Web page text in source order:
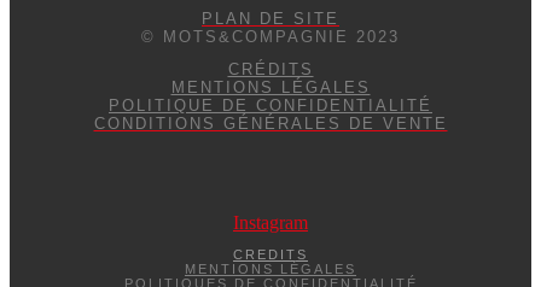
PLAN DE SITE
© MOTS&COMPAGNIE 2023
CRÉDITS
MENTIONS LÉGALES
POLITIQUE DE CONFIDENTIALITÉ
CONDITIONS GÉNÉRALES DE VENTE
Instagram
CREDITS
MENTIONS LÉGALES
POLITIQUES DE CONFIDENTIALITÉ